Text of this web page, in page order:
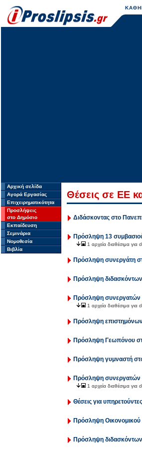
Αρχική σελίδα
Αγορά Εργασίας
Επιχειρηματικότητα
Προσλήψεις
στο Δημόσιο
Εκπαίδευση
Σεμινάρια
Νομοθεσία
Βιβλία
Θέσεις σε ΕΕ
Διδάσκοντας στο
Πρόσληψη 13
1 αρχεία διαθέσιμα για
Πρόσληψη συνεργάτη
Πρόσληψη
Πρόσληψη συνεργατών
1 αρχεία διαθέσιμα για
Πρόσληψη
Πρόσληψη Γεωπόνου
Πρόσληψη γυμναστή
Πρόσληψη συνεργατών
1 αρχεία διαθέσιμα για
Θέσεις για
Πρόσληψη Οικονομικού
Πρόσληψη διδασκόντων